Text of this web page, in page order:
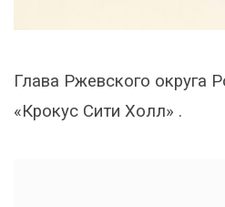
Глава Ржевского округа
«Крокус Сити Холл» .